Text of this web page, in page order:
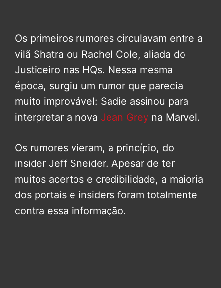
Os primeiros rumores circulavam entre a
vilã Shatra ou Rachel Cole, aliada do
Justiceiro nas HQs. Nessa mesma
época, surgiu um rumor que parecia
muito improvável: Sadie assinou para
interpretar a nova Jean Grey na Marvel.
Os rumores vieram, a princípio, do
insider Jeff Sneider. Apesar de ter
muitos acertos e credibilidade, a maioria
dos portais e insiders foram totalmente
contra essa informação.